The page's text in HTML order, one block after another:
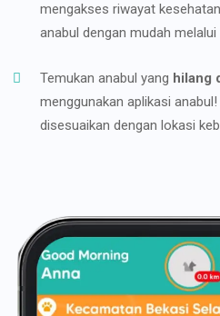
mengakses riwayat
anabul dengan mudah melalui
Temukan anabul yang hilang
menggunakan aplikasi
disesuaikan dengan lokasi